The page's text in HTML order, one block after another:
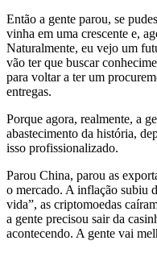
Então a gente parou, se
vinha em uma crescente e,
Naturalmente, eu vejo um
vão ter que buscar
para voltar a ter um
entregas.
Porque agora, realmente, a
abastecimento da história,
isso profissionalizado.
Parou China, parou as
o mercado. A inflação subiu
vida”, as criptomoedas
a gente precisou sair da
acontecendo. A gente vai